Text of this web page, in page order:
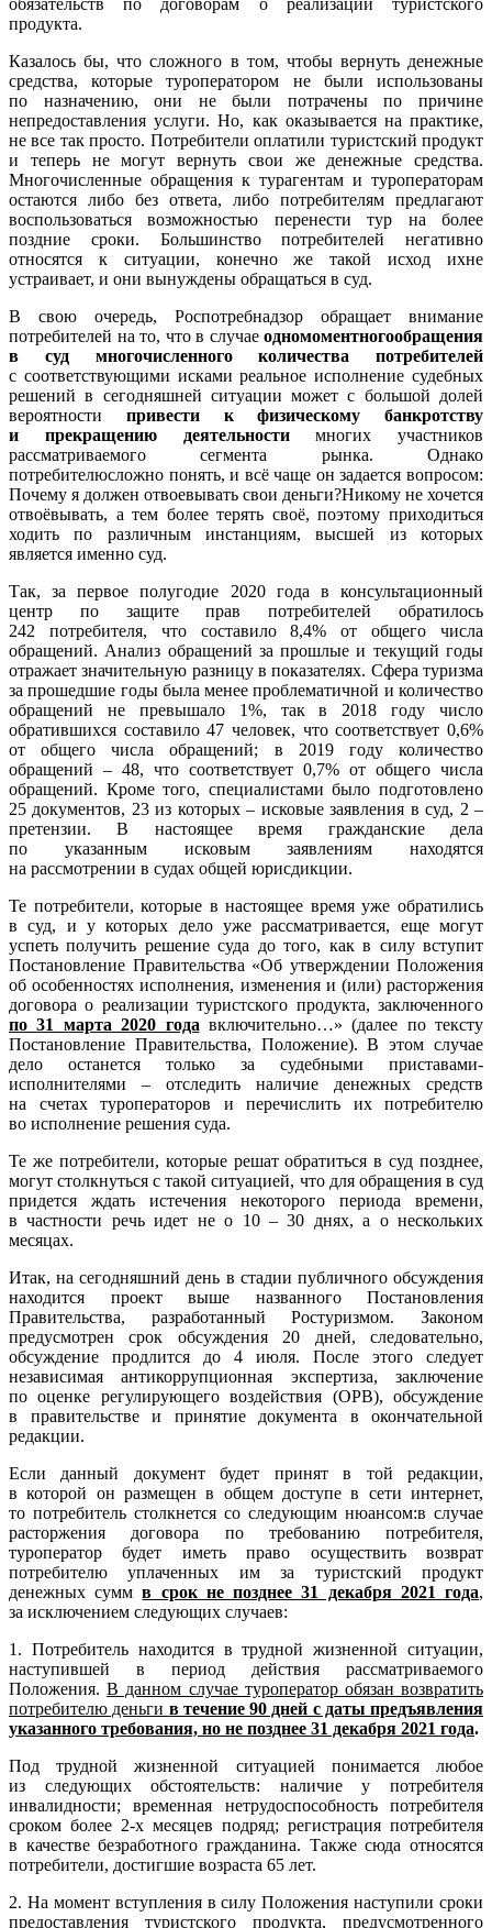
продукта.
Казалось бы, что сложного в том, чтобы вернуть денежные
средства, которые туроператором не были использованы
по назначению, они не были потрачены по причине
непредоставления услуги. Но, как оказывается на практике,
не все так просто. Потребители оплатили туристский продукт
и теперь не могут вернуть свои же денежные средства.
Многочисленные обращения к турагентам и туроператорам
остаются либо без ответа, либо потребителям предлагают
воспользоваться возможностью перенести тур на более
поздние сроки. Большинство потребителей негативно
относятся к ситуации, конечно же такой исход ихне
устраивает, и они вынуждены обращаться в суд.
В свою очередь, Роспотребнадзор обращает внимание
потребителей на то, что в случае одномоментногообращения
в суд многочисленного количества потребителей
с соответствующими исками реальное исполнение судебных
решений в сегодняшней ситуации может с большой долей
вероятности привести к физическому банкротству
и прекращению деятельностимногих участников
рассматриваемого сегмента рынка. Однако
потребителюсложно понять, и всё чаще он задается вопросом:
Почему я должен отвоевывать свои деньги?Никому не хочется
отвоёвывать, а тем более терять своё, поэтому приходиться
ходить по различным инстанциям, высшей из которых
является именно суд.
Так, за первое полугодие 2020 года в консультационный
центр по защите прав потребителей обратилось
242 потребителя, что составило 8,4% от общего числа
обращений. Анализ обращений за прошлые и текущий годы
отражает значительную разницу в показателях. Сфера туризма
за прошедшие годы была менее проблематичной и количество
обращений не превышало 1%, так в 2018 году число
обратившихся составило 47 человек, что соответствует 0,6%
от общего числа обращений; в 2019 году количество
обращений – 48, что соответствует 0,7% от общего числа
обращений. Кроме того, специалистами было подготовлено
25 документов, 23 из которых – исковые заявления в суд, 2 –
претензии. В настоящее время гражданские дела
по указанным исковым заявлениям находятся
на рассмотрении в судах общей юрисдикции.
Те потребители, которые в настоящее время уже обратились
в суд, и у которых дело уже рассматривается, еще могут
успеть получить решение суда до того, как в силу вступит
Постановление Правительства «Об утверждении Положения
об особенностях исполнения, изменения и (или) расторжения
договора о реализации туристского продукта, заключенного
по 31 марта 2020 года включительно…» (далее по тексту
Постановление Правительства, Положение). В этом случае
дело останется только за судебными приставами-
исполнителями – отследить наличие денежных средств
на счетах туроператоров и перечислить их потребителю
во исполнение решения суда.
Те же потребители, которые решат обратиться в суд позднее,
могут столкнуться с такой ситуацией, что для обращения в суд
придется ждать истечения некоторого периода времени,
в частности речь идет не о 10 – 30 днях, а о нескольких
месяцах.
Итак, на сегодняшний день в стадии публичного обсуждения
находится проект выше названного Постановления
Правительства, разработанный Ростуризмом. Законом
предусмотрен срок обсуждения 20 дней, следовательно,
обсуждение продлится до 4 июля. После этого следует
независимая антикоррупционная экспертиза, заключение
по оценке регулирующего воздействия (ОРВ), обсуждение
в правительстве и принятие документа в окончательной
редакции.
Если данный документ будет принят в той редакции,
в которой он размещен в общем доступе в сети интернет,
то потребитель столкнется со следующим нюансом:в случае
расторжения договора по требованию потребителя,
туроператор будет иметь право осуществить возврат
потребителю уплаченных им за туристский продукт
денежных суммв срок не позднее 31 декабря 2021 года,
за исключением следующих случаев:
1. Потребитель находится в трудной жизненной ситуации,
наступившей в период действия рассматриваемого
Положения.В данном случае туроператор обязан возвратить
потребителю деньги в течение 90 дней с даты предъявления
указанного требования, но не позднее 31 декабря 2021 года.
Под трудной жизненной ситуацией понимается любое
из следующих обстоятельств: наличие у потребителя
инвалидности; временная нетрудоспособность потребителя
сроком более 2-х месяцев подряд; регистрация потребителя
в качестве безработного гражданина. Также сюда относятся
потребители, достигшие возраста 65 лет.
2. На момент вступления в силу Положения наступили сроки
предоставления туристского продукта, предусмотренного